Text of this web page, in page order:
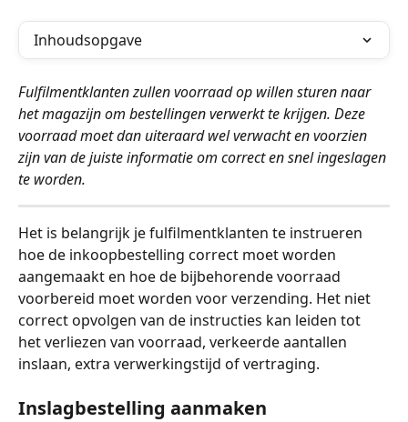
Inhoudsopgave
Fulfilmentklanten zullen voorraad op willen sturen naar
het magazijn om bestellingen verwerkt te krijgen. Deze
voorraad moet dan uiteraard wel verwacht en voorzien
zijn van de juiste informatie om correct en snel ingeslagen
te worden.
Het is belangrijk je fulfilmentklanten te instrueren
hoe de inkoopbestelling correct moet worden
aangemaakt en hoe de bijbehorende voorraad
voorbereid moet worden voor verzending. Het niet
correct opvolgen van de instructies kan leiden tot
het verliezen van voorraad, verkeerde aantallen
inslaan, extra verwerkingstijd of vertraging.
Inslagbestelling aanmaken